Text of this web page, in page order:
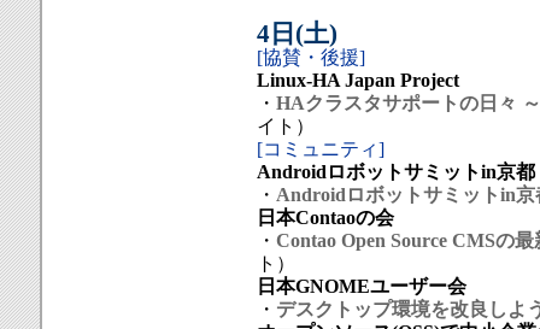
4日(土)
[協賛・後援]
Linux-HA Japan Project
・ HAクラスタサポートの日々
イト）
[コミュニティ]
Androidロボットサミットin京都
・ Androidロボットサミットin京
日本Contaoの会
・ Contao Open Source CMSの
ト）
日本GNOMEユーザー会
・ デスクトップ環境を改良しよ